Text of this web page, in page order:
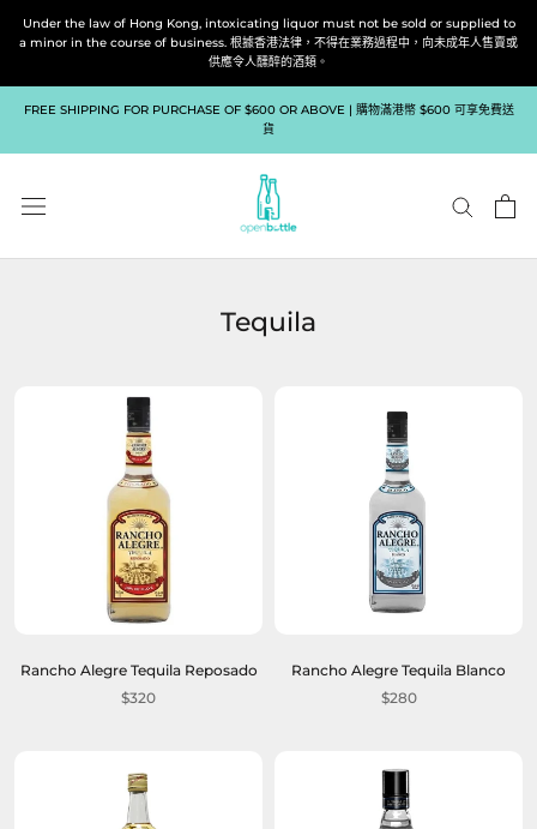
Under the law of Hong Kong, intoxicating liquor must not be sold or supplied to
a minor in the course of business. 根據香港法律，不得在業務過程中，向未成年人售賣或
供應令人醺醉的酒類。
FREE SHIPPING FOR PURCHASE OF $600 OR ABOVE | 購物滿港幣 $600 可享免費送
貨
Tequila
Rancho Alegre Tequila Reposado
$320
Rancho Alegre Tequila Blanco
$280